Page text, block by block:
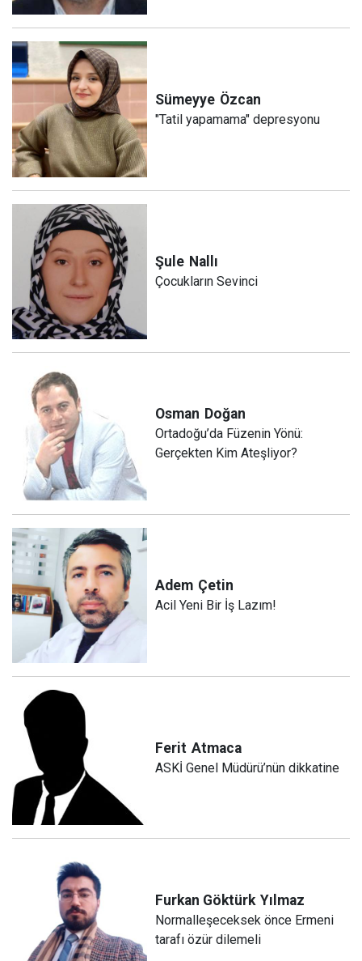
Sümeyye Özcan
"Tatil yapamama" depresyonu
Şule Nallı
Çocukların Sevinci
Osman Doğan
Ortadoğu’da Füzenin Yönü:
Gerçekten Kim Ateşliyor?
Adem Çetin
Acil Yeni Bir İş Lazım!
Ferit Atmaca
ASKİ Genel Müdürü’nün dikkatine
Furkan Göktürk Yılmaz
Normalleşeceksek önce Ermeni
tarafı özür dilemeli